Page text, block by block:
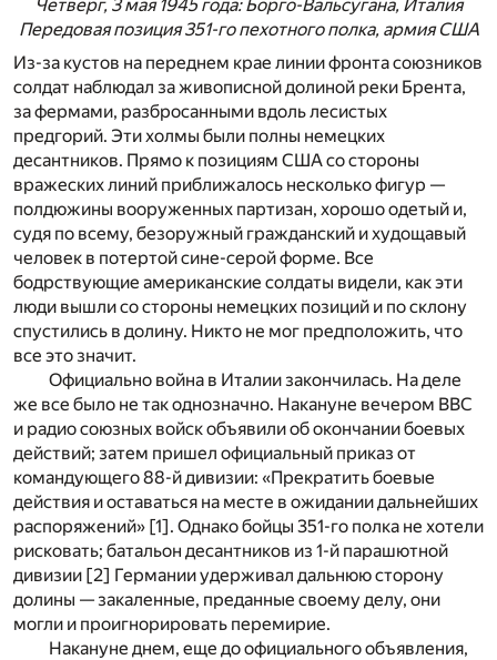
Четверг, 3 мая 1945 года: Борго-Вальсугана, Италия
Передовая позиция 351-го пехотного полка, армия США
Из-за кустов на переднем крае линии фронта союзников
солдат наблюдал за живописной долиной реки Брента,
за фермами, разбросанными вдоль лесистых
предгорий. Эти холмы были полны немецких
десантников. Прямо к позициям США со стороны
вражеских линий приближалось несколько фигур —
полдюжины вооруженных партизан, хорошо одетый и,
судя по всему, безоружный гражданский и худощавый
человек в потертой сине-серой форме. Все
бодрствующие американские солдаты видели, как эти
люди вышли со стороны немецких позиций и по склону
спустились в долину. Никто не мог предположить, что
все это значит.
Официально война в Италии закончилась. На деле
же все было не так однозначно. Накануне вечером BBC
и радио союзных войск объявили об окончании боевых
действий; затем пришел официальный приказ от
командующего 88-й дивизии: «Прекратить боевые
действия и оставаться на месте в ожидании дальнейших
распоряжений» [1]. Однако бойцы 351-го полка не хотели
рисковать; батальон десантников из 1-й парашютной
дивизии [2] Германии удерживал дальнюю сторону
долины — закаленные, преданные своему делу, они
могли и проигнорировать перемирие.
Накануне днем, еще до официального объявления,